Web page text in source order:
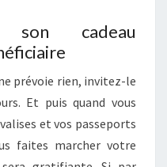
son cadeau
prévoie rien, invitez-le
Et puis quand vous
et vos passeports
faites marcher votre